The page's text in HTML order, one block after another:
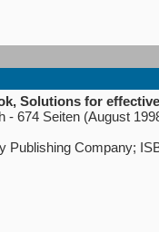
Solutions for
- 674 Seiten (August
Publishing Company;